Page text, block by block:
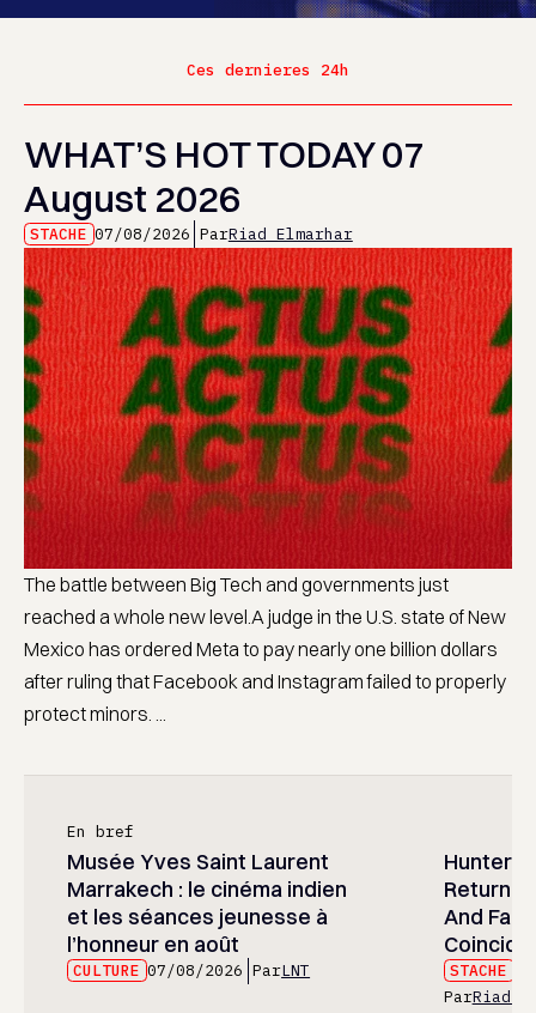
Ces dernieres 24h
WHAT’S HOT TODAY 07
August 2026
STACHE 07/08/2026 ParRiad Elmarhar
The battle between Big Tech and governments just
reached a whole new level.A judge in the U.S. state of New
Mexico has ordered Meta to pay nearly one billion dollars
after ruling that Facebook and Instagram failed to properly
protect minors. ...
En bref
Musée Yves Saint Laurent
Marrakech : le cinéma indien
et les séances jeunesse à
l’honneur en août
CULTURE 07/08/2026 ParLNT
Hunter
And
STACHE
ParRiad